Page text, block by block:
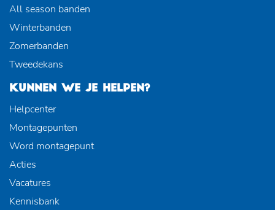
All season banden
Winterbanden
Zomerbanden
Tweedekans
KUNNEN WE JE HELPEN?
Helpcenter
Montagepunten
Word montagepunt
Acties
Vacatures
Kennisbank